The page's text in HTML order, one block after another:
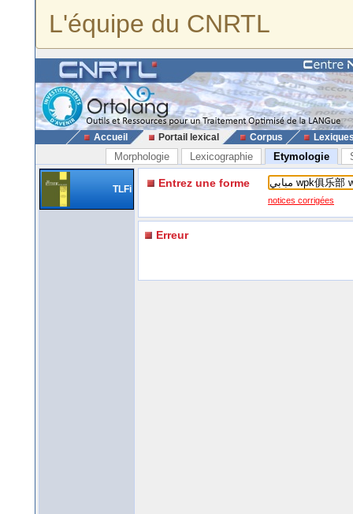
L'équipe du CNRTL
Accueil Portail lexical Corpus
Morphologie Lexicographie Etymologie
TLFi Entrez une forme
notices corrigées
Erreur